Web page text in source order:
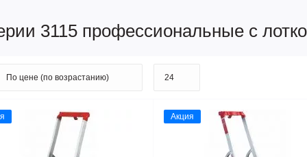
3115 профессиональные с
Акция